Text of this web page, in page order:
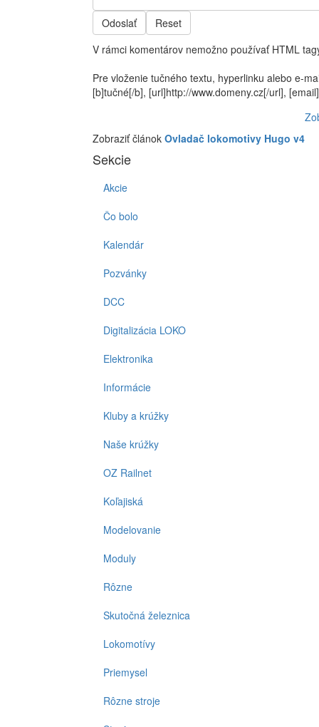
Odoslať
Reset
V rámci komentárov nemožno používať HTML
Pre vloženie tučného textu, hyperlinku alebo e-
[b]tučné[/b], [url]http://www.domeny.cz[/url],
Zobraziť článok Ovladač lokomotivy Hugo v4
Sekcie
Akcie
Čo bolo
Kalendár
Pozvánky
DCC
Digitalizácia LOKO
Elektronika
Informácie
Kluby a krúžky
Naše krúžky
OZ Railnet
Koľajiská
Modelovanie
Moduly
Rôzne
Skutočná železnica
Lokomotívy
Priemysel
Rôzne stroje